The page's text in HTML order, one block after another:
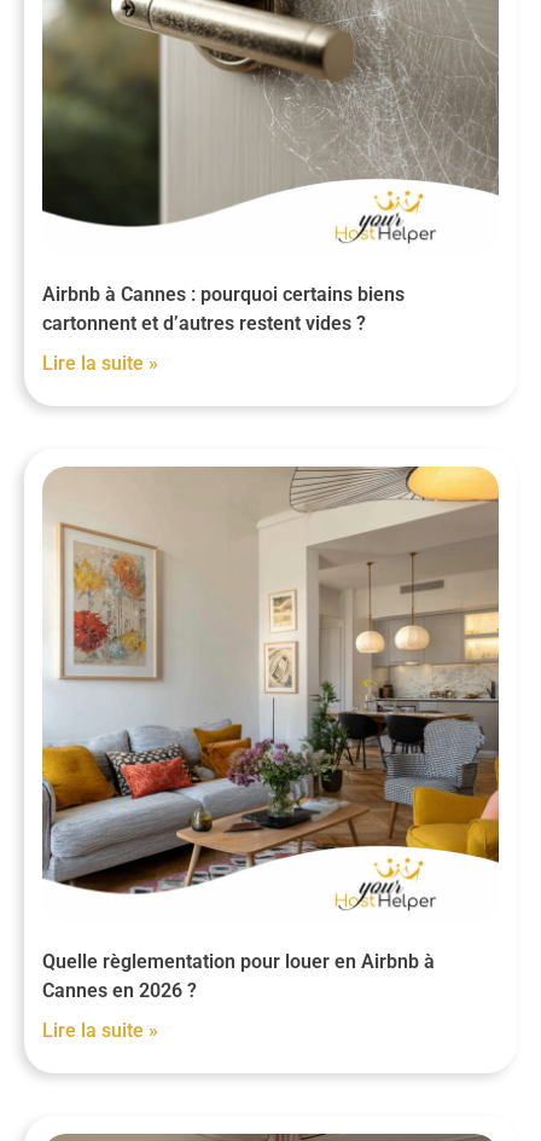
Airbnb à Cannes : pourquoi certains biens
cartonnent et d’autres restent vides ?
Lire la suite »
Quelle règlementation pour louer en Airbnb à
Cannes en 2026 ?
Lire la suite »